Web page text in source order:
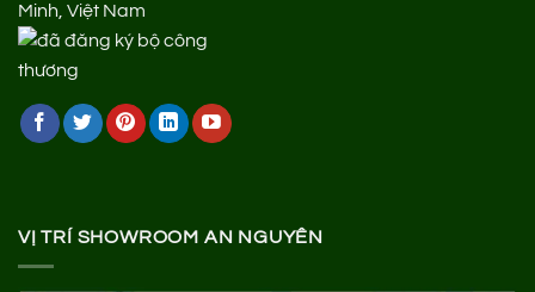
Minh, Việt Nam
VỊ TRÍ SHOWROOM AN NGUYÊN